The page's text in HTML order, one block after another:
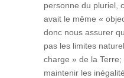
personne du pluriel,
avait le même «
donc nous assurer
pas les limites
charge » de la
maintenir les